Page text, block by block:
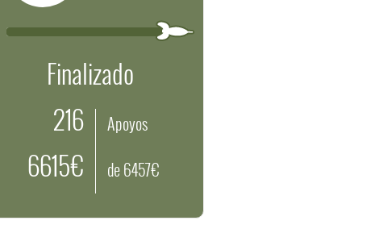
Finalizado
216
6615€
Apoyos
de 6457€